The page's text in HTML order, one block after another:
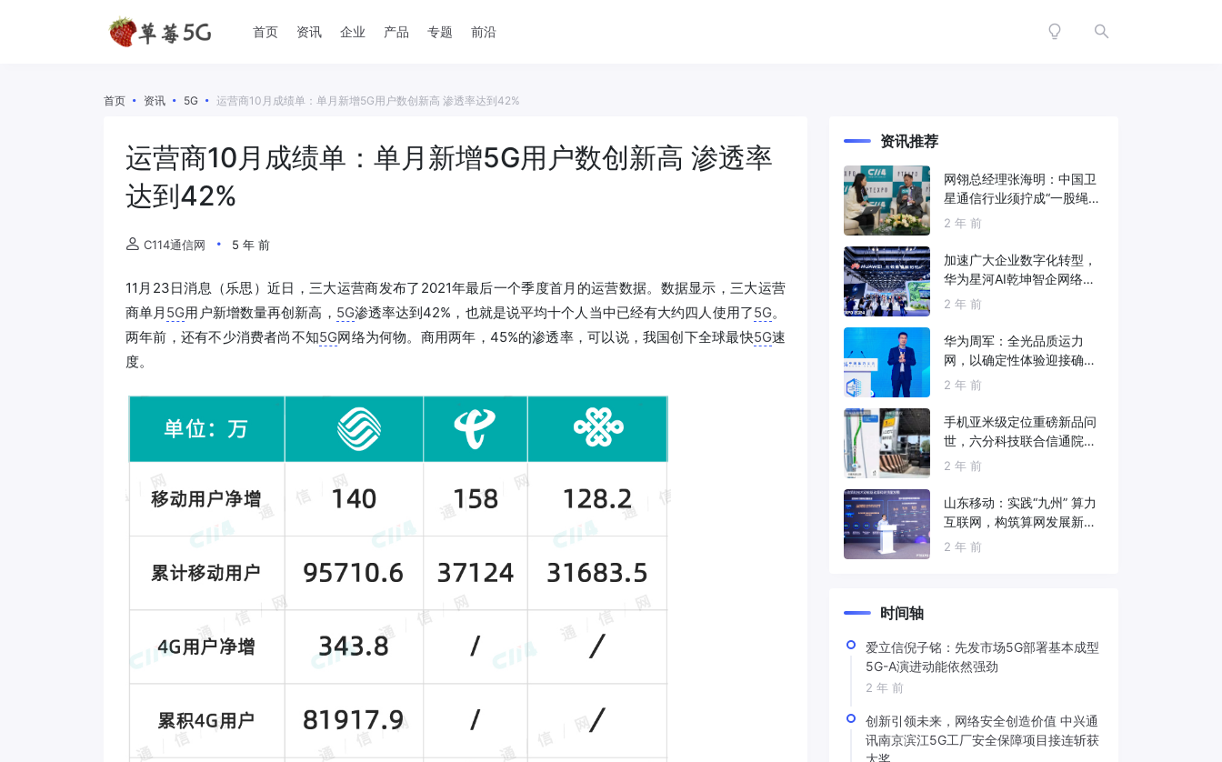
首页 资讯 企业 产品 专题 前沿
首页 资讯 5G 运营商10月成绩单：单月新增5G用户数创新高 渗透率达到42%
运营商10月成绩单：单月新增5G用户数创新高 渗透率
达到42%
C114通信网 5 年 前
11月23日消息（乐思）近日，三大运营商发布了2021年最后一个季度首月的运营数据。数据显示，三大运营
商单月 5G用户新增数量再创新高， 5G渗透率达到42%，也就是说平均十个人当中已经有大约四人使用了5G。
两年前，还有不少消费者尚不知5G网络为何物。商用两年，45%的渗透率，可以说，我国创下全球最快5G速
度。
资讯推荐
网翎总经理张海明：中国卫
星通信行业须拧成“一股绳”
共同打造垂直产业链
2 年 前
加速广大企业数字化转型，
华为星河AI乾坤智企网络解
决方案亮相2024中国国际信
2 年 前
华为周军：全光品质运力
网，以确定性体验迎接确定
性的智能时代
2 年 前
手机亚米级定位重磅新品问
世，六分科技联合信通院发
布免费服务
2 年 前
山东移动：实践“九州” 算力
互联网，构筑算网发展新底
座
2 年 前
时间轴
爱立信倪子铭：先发市场5G部署基本成型
5G-A演进动能依然强劲
2 年 前
创新引领未来，网络安全创造价值 中兴通
讯南京滨江5G工厂安全保障项目接连斩获
大奖